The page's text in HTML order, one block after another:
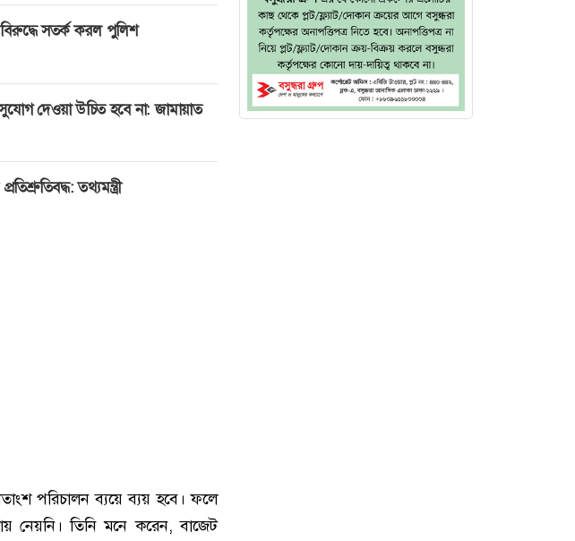
বিরুদ্ধে সতর্ক করল পুলিশ
দেওয়া উচিত হবে না: জামায়াত
তথ্যমন্ত্রী
পরিচালন ব্যয়ে ব্যয় হবে। ফলে
নেয়নি। তিনি মনে করেন, বাজেট